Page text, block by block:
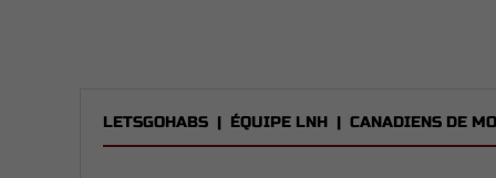
LETSGOHABS | ÉQUIPE LNH | CANADIENS DE